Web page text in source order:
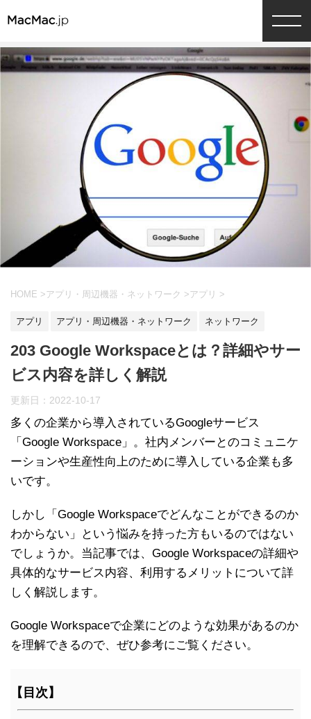
HOME >アプリ・周辺機器・ネットワーク >アプリ >
アプリ アプリ・周辺機器・ネットワーク ネットワーク
203 Google Workspaceとは？詳細やサー
ビス内容を詳しく解説
更新日： 2022-10-17
多くの企業から導入されているGoogleサービス
「Google Workspace」。社内メンバーとのコミュニケ
ーションや生産性向上のために導入している企業も多
いです。
しかし「Google Workspaceでどんなことができるのか
わからない」という悩みを持った方もいるのではない
でしょうか。当記事では、Google Workspaceの詳細や
具体的なサービス内容、利用するメリットについて詳
しく解説します。
Google Workspaceで企業にどのような効果があるのか
を理解できるので、ぜひ参考にご覧ください。
【目次】